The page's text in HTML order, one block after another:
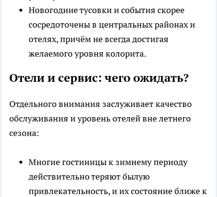
Новогодние тусовки и события скорее
сосредоточены в центральных районах и
отелях, причём не всегда достигая
желаемого уровня колорита.
Отели и сервис: чего ожидать?
Отдельного внимания заслуживает качество
обслуживания и уровень отелей вне летнего
сезона:
Многие гостиницы к зимнему периоду
действительно теряют былую
привлекательность, и их состояние ближе к